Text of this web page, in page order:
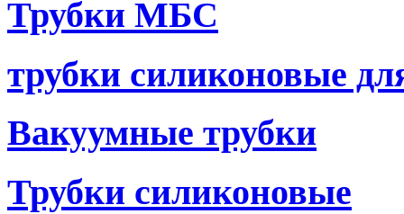
Трубки МБС
трубки силиконовые
Вакуумные трубки
Трубки силиконовые